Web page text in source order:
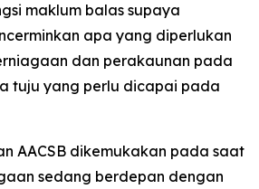
maklum balas supaya
apa yang diperlukan
dan perakaunan pada
tuju yang perlu dicapai pada
AACSB dikemukakan pada saat
sedang berdepan dengan